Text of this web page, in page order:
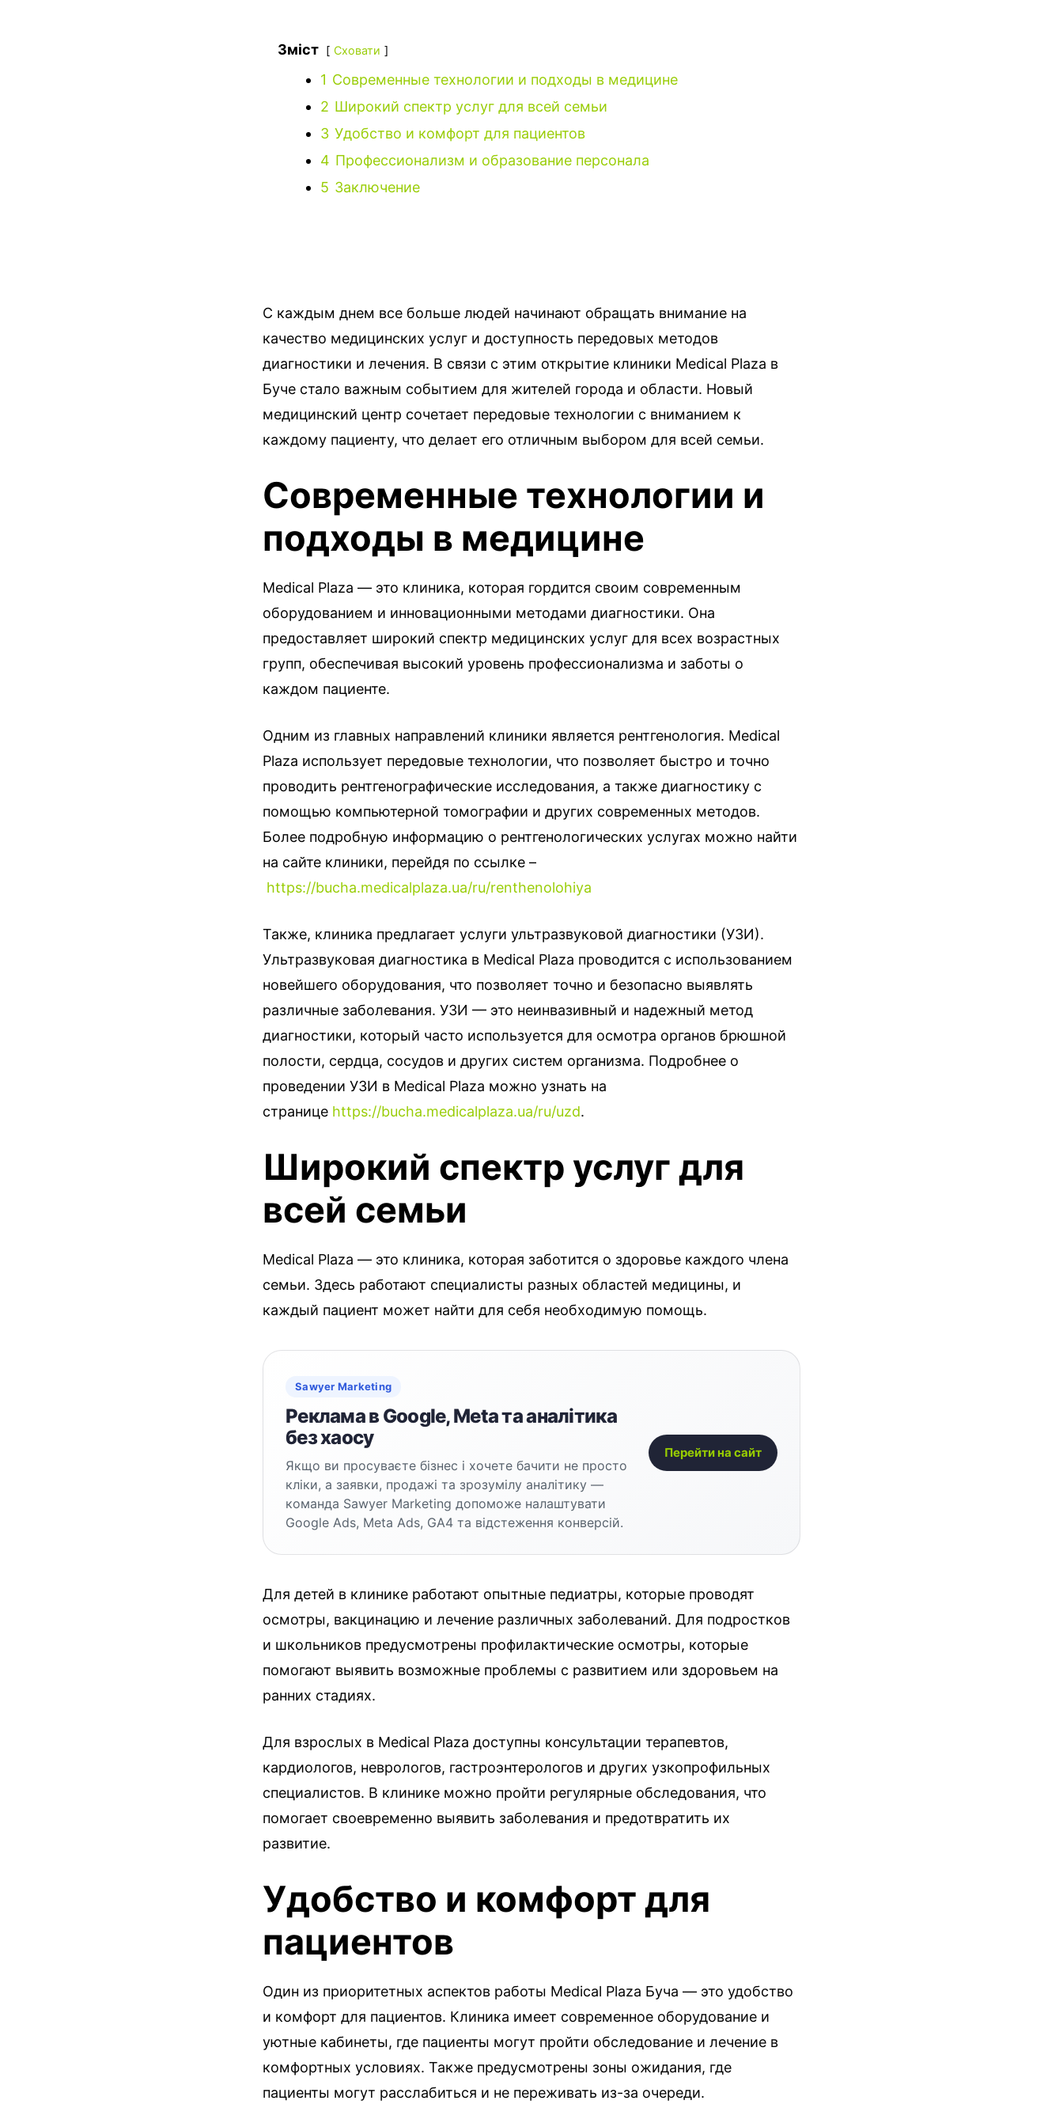
Зміст Сховати
1 Современные технологии и подходы в медицине
2 Широкий спектр услуг для всей семьи
3 Удобство и комфорт для пациентов
4 Профессионализм и образование персонала
5 Заключение
С каждым днем все больше людей начинают обращать внимание на
качество медицинских услуг и доступность передовых методов
диагностики и лечения. В связи с этим открытие клиники Medical Plaza в
Буче стало важным событием для жителей города и области. Новый
медицинский центр сочетает передовые технологии с вниманием к
каждому пациенту, что делает его отличным выбором для всей семьи.
Современные технологии и
подходы в медицине
Medical Plaza — это клиника, которая гордится своим современным
оборудованием и инновационными методами диагностики. Она
предоставляет широкий спектр медицинских услуг для всех возрастных
групп, обеспечивая высокий уровень профессионализма и заботы о
каждом пациенте.
Одним из главных направлений клиники является рентгенология. Medical
Plaza использует передовые технологии, что позволяет быстро и точно
проводить рентгенографические исследования, а также диагностику с
помощью компьютерной томографии и других современных методов.
Более подробную информацию о рентгенологических услугах можно найти
на сайте клиники, перейдя по ссылке –
https://bucha.medicalplaza.ua/ru/renthenolohiya
Также, клиника предлагает услуги ультразвуковой диагностики (УЗИ).
Ультразвуковая диагностика в Medical Plaza проводится с использованием
новейшего оборудования, что позволяет точно и безопасно выявлять
различные заболевания. УЗИ — это неинвазивный и надежный метод
диагностики, который часто используется для осмотра органов брюшной
полости, сердца, сосудов и других систем организма. Подробнее о
проведении УЗИ в Medical Plaza можно узнать на
странице https://bucha.medicalplaza.ua/ru/uzd.
Широкий спектр услуг для
всей семьи
Medical Plaza — это клиника, которая заботится о здоровье каждого члена
семьи. Здесь работают специалисты разных областей медицины, и
каждый пациент может найти для себя необходимую помощь.
Sawyer Marketing
Реклама в Google, Meta та аналітика
без хаосу
Якщо ви просуваєте бізнес і хочете бачити не просто
кліки, а заявки, продажі та зрозумілу аналітику —
команда Sawyer Marketing допоможе налаштувати
Google Ads, Meta Ads, GA4 та відстеження конверсій.
Перейти на сайт
Для детей в клинике работают опытные педиатры, которые проводят
осмотры, вакцинацию и лечение различных заболеваний. Для подростков
и школьников предусмотрены профилактические осмотры, которые
помогают выявить возможные проблемы с развитием или здоровьем на
ранних стадиях.
Для взрослых в Medical Plaza доступны консультации терапевтов,
кардиологов, неврологов, гастроэнтерологов и других узкопрофильных
специалистов. В клинике можно пройти регулярные обследования, что
помогает своевременно выявить заболевания и предотвратить их
развитие.
Удобство и комфорт для
пациентов
Один из приоритетных аспектов работы Medical Plaza Буча — это удобство
и комфорт для пациентов. Клиника имеет современное оборудование и
уютные кабинеты, где пациенты могут пройти обследование и лечение в
комфортных условиях. Также предусмотрены зоны ожидания, где
пациенты могут расслабиться и не переживать из-за очереди.